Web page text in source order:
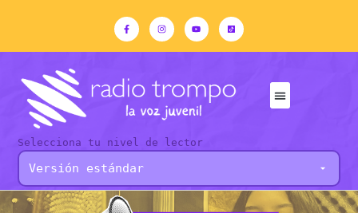
Selecciona tu nivel de lector